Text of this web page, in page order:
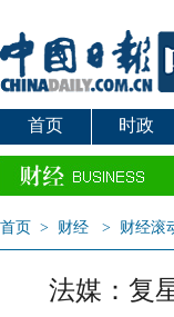
首页 时政
首页 > 财经 > 财经滚
法媒：复